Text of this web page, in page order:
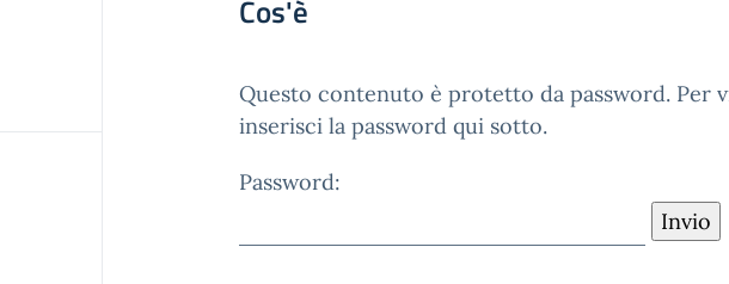
Cos'è
Questo contenuto è protetto da password. Per
inserisci la password qui sotto.
Password: